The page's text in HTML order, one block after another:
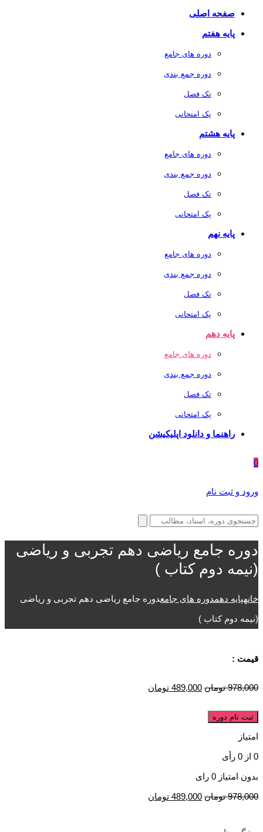
صفحه اصلی
پایه هفتم
دوره های جامع
دوره جمع بندی
تک فصل
پک امتحانی
پایه هشتم
دوره های جامع
دوره جمع بندی
تک فصل
پک امتحانی
پایه نهم
دوره های جامع
دوره جمع بندی
تک فصل
پک امتحانی
پایه دهم
دوره های جامع
دوره جمع بندی
تک فصل
پک امتحانی
راهنما و دانلود اپلیکیشن
0
ورود و ثبت نام
دوره جامع ریاضی دهم تجربی و ریاضی
(نیمه دوم کتاب )
خانهپایه دهمدوره های جامعدوره جامع ریاضی دهم تجربی و ریاضی
(نیمه دوم کتاب )
قیمت :
978,000 تومان 489,000 تومان
ثبت نام دوره
امتیاز
0 از 0 رأی
بدون امتیاز 0 رای
978,000 تومان 489,000 تومان